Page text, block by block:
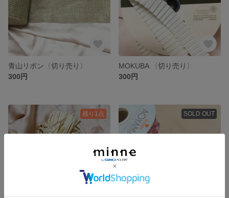
青山リボン〈切り売り〉
300円
MOKUBA 〈切り売り〉
300円
残り1点 SOLD OUT